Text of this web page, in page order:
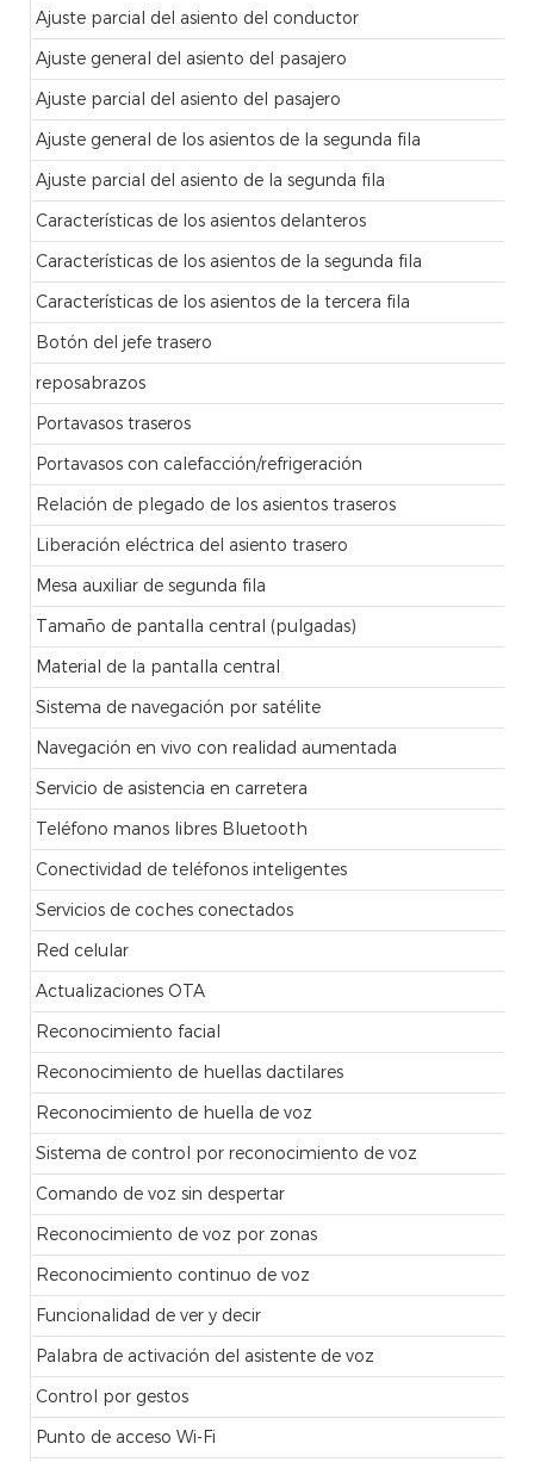
Ajuste parcial del asiento del conductor
Ajuste general del asiento del pasajero
Ajuste parcial del asiento del pasajero
Ajuste general de los asientos de la segunda fila
Ajuste parcial del asiento de la segunda fila
Características de los asientos delanteros
Características de los asientos de la segunda fila
Características de los asientos de la tercera fila
Botón del jefe trasero
reposabrazos
Portavasos traseros
Portavasos con calefacción/refrigeración
Relación de plegado de los asientos traseros
Liberación eléctrica del asiento trasero
Mesa auxiliar de segunda fila
Tamaño de pantalla central (pulgadas)
Material de la pantalla central
Sistema de navegación por satélite
Navegación en vivo con realidad aumentada
Servicio de asistencia en carretera
Teléfono manos libres Bluetooth
Conectividad de teléfonos inteligentes
Servicios de coches conectados
Red celular
Actualizaciones OTA
Reconocimiento facial
Reconocimiento de huellas dactilares
Reconocimiento de huella de voz
Sistema de control por reconocimiento de voz
Comando de voz sin despertar
Reconocimiento de voz por zonas
Reconocimiento continuo de voz
Funcionalidad de ver y decir
Palabra de activación del asistente de voz
Control por gestos
Punto de acceso Wi-Fi